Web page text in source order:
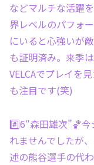
などマルチな活躍
界レベルのパフォ
にいると心強いが
も証明済み。来季
VELCAでプレイを
も注目です(笑)
#️⃣6″森田雄次”🏀
れませんでしたが
述の熊谷選手の代